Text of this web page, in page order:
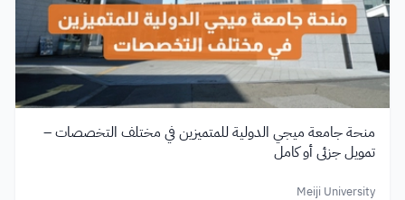
منحة جامعة ميجي الدولية للمتميزين في مختلف التخصصات –
تمويل جزئي أو كامل
Meiji University